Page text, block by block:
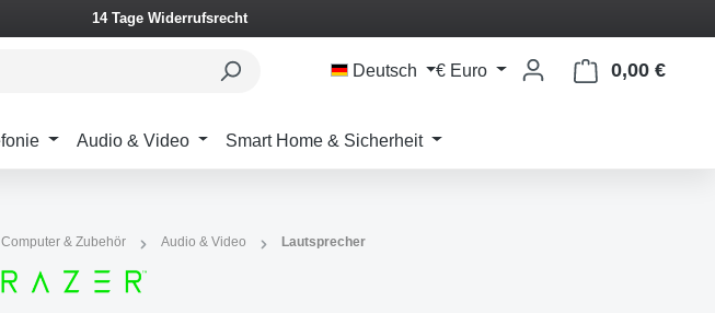
14 Tage Widerrufsrecht
Deutsch € Euro 0,00 €
Audio & Video Smart Home & Sicherheit
Computer & Zubehör Audio & Video Lautsprecher